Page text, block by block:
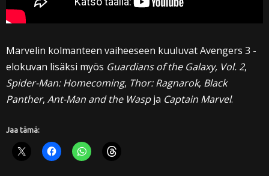
Marvelin kolmanteen vaiheeseen kuuluvat Avengers 3 -
elokuvan lisäksi myös Guardians of the Galaxy, Vol. 2,
Spider-Man: Homecoming, Thor: Ragnarok, Black
Panther, Ant-Man and the Waspja Captain Marvel.
Jaa tämä: